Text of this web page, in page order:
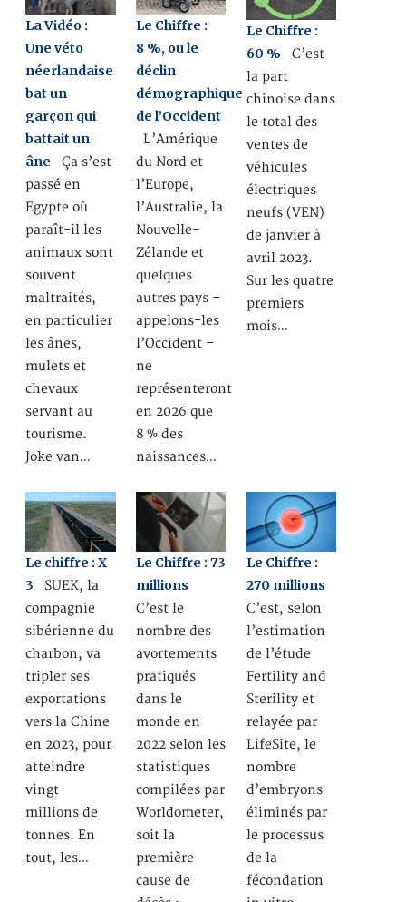
La Vidéo :
Une véto
néerlandaise
bat un
garçon qui
battait un
âne Ça s’est
passé en
Egypte où
paraît-il les
animaux sont
souvent
maltraités,
en particulier
les ânes,
mulets et
chevaux
servant au
tourisme.
Joke van…
Le Chiffre :
8 %, ou le
déclin
démographique
de l’Occident
L’Amérique
du Nord et
l’Europe,
l’Australie, la
Nouvelle-
Zélande et
quelques
autres pays –
appelons-les
l’Occident –
ne
représenteront
en 2026 que
8 % des
naissances…
Le Chiffre :
60 % C’est
la part
chinoise dans
le total des
ventes de
véhicules
électriques
neufs (VEN)
de janvier à
avril 2023.
Sur les quatre
premiers
mois…
Le chiffre : X
3 SUEK, la
compagnie
sibérienne du
charbon, va
tripler ses
exportations
vers la Chine
en 2023, pour
atteindre
vingt
millions de
tonnes. En
tout, les…
Le Chiffre : 73
millions
C’est le
nombre des
avortements
pratiqués
dans le
monde en
2022 selon les
statistiques
compilées par
Worldometer,
soit la
première
cause de
Le Chiffre :
270 millions
C’est, selon
l’estimation
de l’étude
Fertility and
Sterility et
relayée par
LifeSite, le
nombre
d’embryons
éliminés par
le processus
de la
fécondation